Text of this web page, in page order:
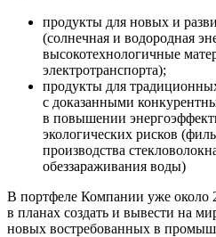
продукты для новых и
(солнечная и водородная
высокотехнологичные
электротранспорта);
продукты для
с доказанными
в повышении
экологических рисков
производства
обеззараживания воды)
В портфеле Компании уже около
в планах создать и вывести на
новых востребованных в